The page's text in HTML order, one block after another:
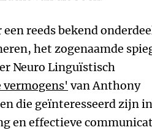
reeds bekend
het zogenaamde
Neuro Linguïstisch
vermogens' van Anthony
die geïnteresseerd zijn in
en effectieve